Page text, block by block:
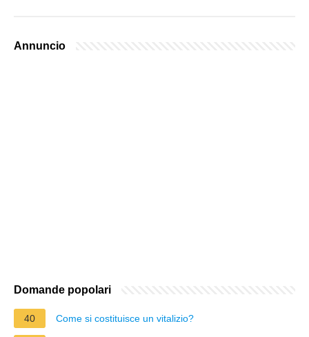
Annuncio
Domande popolari
40 Come si costituisce un vitalizio?